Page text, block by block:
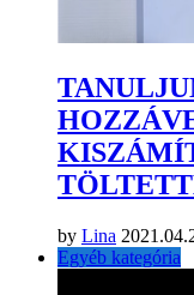
by Lina
Egyéb kategória